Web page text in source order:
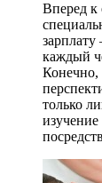
Вперед к
каждый
Конечно,
только